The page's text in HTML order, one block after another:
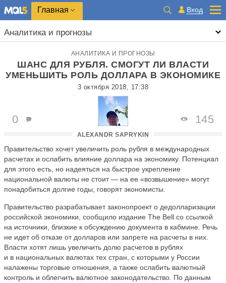
Главная Вход
Аналитика и прогнозы
АНАЛИТИКА И ПРОГНОЗЫ
ШАНС ДЛЯ РУБЛЯ. СМОГУТ ЛИ ВЛАСТИ
УМЕНЬШИТЬ РОЛЬ ДОЛЛАРА В ЭКОНОМИКЕ
3 октября 2018, 17:38
ALEXANDR SAPRYKIN
0 145
Правительство хочет увеличить роль рубля в международных
расчетах и ослабить влияние доллара на экономику. Потенциал
для этого есть, но надеяться на быстрое укрепление
национальной валюты не стоит — на ее «возвышение» могут
понадобиться долгие годы, говорят экономисты.
Правительство разрабатывает законопроект о дедолларизации
российской экономики, сообщило издание The Bell со ссылкой
на источники, близкие к обсуждению документа в кабмине. Речь
не идет об отказе от долларов или запрете на расчеты в них.
Власти хотят лишь увеличить долю расчетов в рублях
и в национальных валютах тех стран, с которыми у России
налажены торговые отношения, а также ослабить валютный
контроль и облегчить валютное законодательство. По данным